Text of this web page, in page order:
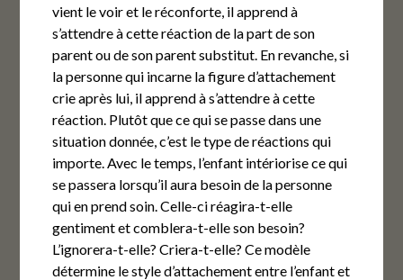
vient le voir et le réconforte, il apprend à
s’attendre à cette réaction de la part de son
parent ou de son parent substitut. En revanche, si
la personne qui incarne la figure d’attachement
crie après lui, il apprend à s’attendre à cette
réaction. Plutôt que ce qui se passe dans une
situation donnée, c’est le type de réactions qui
importe. Avec le temps, l’enfant intériorise ce qui
se passera lorsqu’il aura besoin de la personne
qui en prend soin. Celle-ci réagira-t-elle
gentiment et comblera-t-elle son besoin?
L’ignorera-t-elle? Criera-t-elle? Ce modèle
détermine le style d’attachement entre l’enfant et